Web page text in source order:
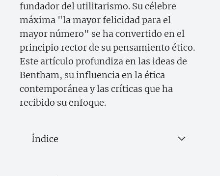
fundador del utilitarismo. Su célebre
máxima "la mayor felicidad para el
mayor número" se ha convertido en el
principio rector de su pensamiento ético.
Este artículo profundiza en las ideas de
Bentham, su influencia en la ética
contemporánea y las críticas que ha
recibido su enfoque.
Índice